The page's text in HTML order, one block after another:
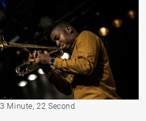
3 Minute, 22 Second